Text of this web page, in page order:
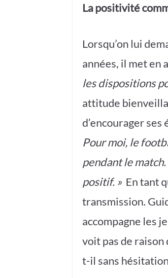
La positivité
Lorsqu’on lui
années, il met en
les dispositions
attitude
d’encourager
Pour moi, le
pendant le
positif. » En tant
transmission.
accompagne les
voit pas de raison
t-il sans